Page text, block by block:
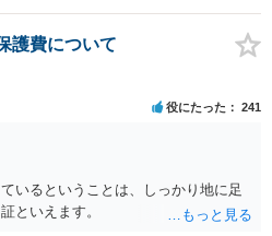
護費について
役にたった 241
いるということは、しっかり地に足
といえます。